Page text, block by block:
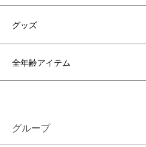
グッズ
全年齢アイテム
グループ